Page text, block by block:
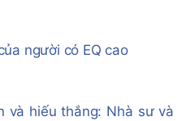
người có EQ cao
và hiếu thắng: Nhà sư và